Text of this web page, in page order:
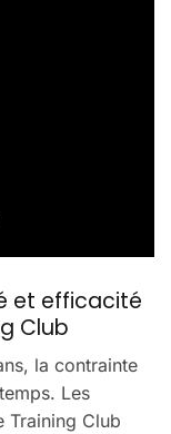
et efficacité
Club
la contrainte
Les
Training Club